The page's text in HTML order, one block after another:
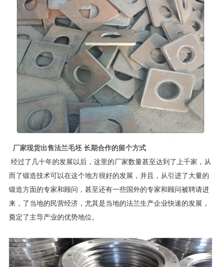
厂家现货出售法兰毛坯 长期合作的留个方式
经过了几十年的发展以后，这里的厂家数量甚至达到了上千家，从
而了锻造技术可以在这个地方很好的发展，并且，从引进了大量的
锻造方面的专家和顾问，甚至还有一些国外的专家和顾问被聘请进
来，了当地的民营经济，尤其是当地的法兰生产企业快速的发展，
奠定了主导产业的优势地位。